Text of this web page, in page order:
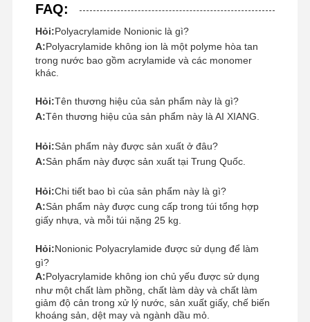
FAQ:
Hỏi:Polyacrylamide Nonionic là gì?
A:Polyacrylamide không ion là một polyme hòa tan
trong nước bao gồm acrylamide và các monomer
khác.
Hỏi:Tên thương hiệu của sản phẩm này là gì?
A:Tên thương hiệu của sản phẩm này là AI XIANG.
Hỏi:Sản phẩm này được sản xuất ở đâu?
A:Sản phẩm này được sản xuất tại Trung Quốc.
Hỏi:Chi tiết bao bì của sản phẩm này là gì?
A:Sản phẩm này được cung cấp trong túi tổng hợp
giấy nhựa, và mỗi túi nặng 25 kg.
Hỏi:Nonionic Polyacrylamide được sử dụng để làm
gì?
A:Polyacrylamide không ion chủ yếu được sử dụng
như một chất làm phồng, chất làm dày và chất làm
giảm độ cản trong xử lý nước, sản xuất giấy, chế biến
khoáng sản, dệt may và ngành dầu mỏ.